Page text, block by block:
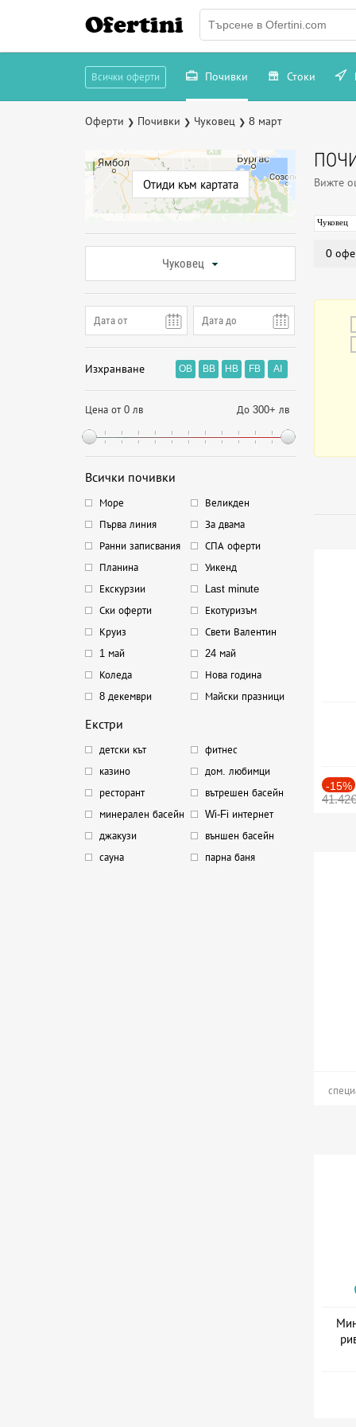
Ofertini
Всички оферти Почивки Стоки
Оферти ❯ Почивки ❯ Чуковец ❯ 8 март
Отиди към картата
Чуковец
Изхранване OB BB HB FB AI
Цена от 0 лв До 300+ лв
Всички почивки
Море
Великден
Първа линия
За двама
Ранни записвания
СПА оферти
Планина
Уикенд
Екскурзии
Last minute
Ски оферти
Екотуризъм
Круиз
Свети Валентин
1 май
24 май
Коледа
Нова година
8 декември
Майски празници
Екстри
детски кът
фитнес
казино
дом. любимци
ресторант
вътрешен басейн
минерален басейн
Wi-Fi интернет
джакузи
външен басейн
сауна
парна баня
Вижте
Чуковец
0
-15%
41.42€